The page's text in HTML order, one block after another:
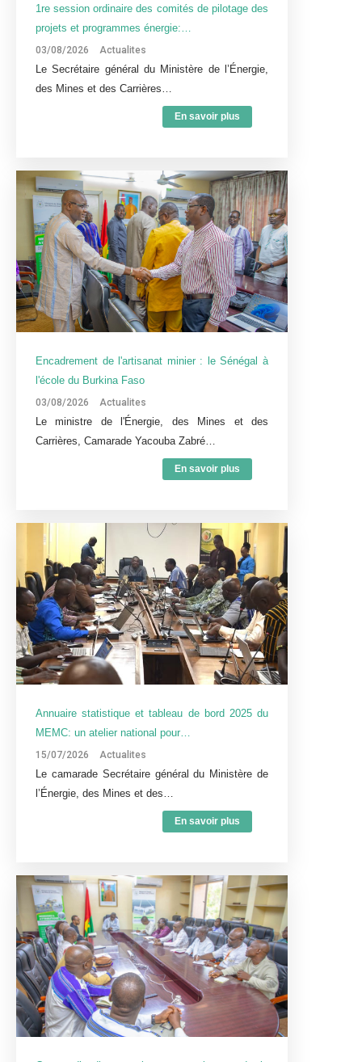
1re session ordinaire des comités de pilotage des
projets et programmes énergie:…
03/08/2026 Actualites
Le Secrétaire général du Ministère de l’Énergie,
des Mines et des Carrières…
En savoir plus
Encadrement de l'artisanat minier : le Sénégal à
l'école du Burkina Faso
03/08/2026 Actualites
Le ministre de l'Énergie, des Mines et des
Carrières, Camarade Yacouba Zabré…
En savoir plus
Annuaire statistique et tableau de bord 2025 du
MEMC: un atelier national pour…
15/07/2026 Actualites
Le camarade Secrétaire général du Ministère de
l’Énergie, des Mines et des…
En savoir plus